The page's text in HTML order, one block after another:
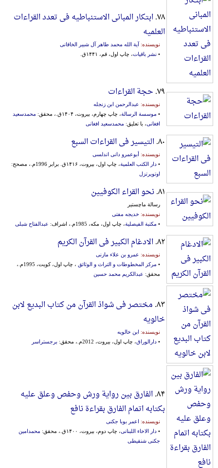
۷۸. ابتکار المبانی الاستنباطیه فی تعدد القراءات
العلمیه
نویسنده: آیة الله محمد طاهر آل شبیر الخاقانی
• نشر باقیات، چاپ اول، قم، ۱۴۴۱ق.
۷۹. حجة القراءات
نویسنده: عبدالرحمن ابن زنجله
• موسسة الرسالة، چاپ چهارم، بیروت، ۱۴۰۴ق.، محقق:
محمدسعید
افغانی، با تعلیق: محمدسعید افغانی
۸۰. التیسیر فی القراءات السبع
نویسنده: أبوعمرو دانی اندلسی
• دار الکتب العلمیة، چاپ اول، بیروت، ۱۴۱۶ق. برابر 1996م.، مصحح:
اوتویرتزل
۸۱. نحو القراء الکوفیین
رسالة ماچستیر
نویسنده: خدیجه مفتی
• مکتبة الفیصلیة، چاپ اول، مکه، 1985م.، اشراف: عبدالفتاح شبلی
۸۲. الادغام الکبیر فی القرآن الکریم
نویسنده: عمرو بن علاء مازنی
• مرکز المخطوطات و التراث و الوثائق
، چاپ اول، کویت، 1995م.،
محقق: عبدالکریم محمد حسین
۸۳. مختصر فی شواذ القرآن من کتاب البدیع لابن
خالویه
نویسنده: ابن خالویه
• دارالوراق، چاپ اول، بیروت، 2012م.، محقق: برجستراسر
۸۴. الفارق بین روایة ورش وحفص وعلق علیه
بکتابه اتمام الفارق بقراءة نافع
نویسنده: اعمر بوبا جکنی
• دار الاخاء اللبنانی، چاپ دوم، بیروت، ۱۴۰۰ق.، محقق:
محمدامین
جکنی شنقیطی